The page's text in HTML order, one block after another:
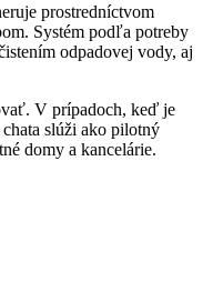
prostredníctvom
Systém podľa potreby
odpadovej vody, aj
V prípadoch, keď je
slúži ako pilotný
domy a kancelárie.